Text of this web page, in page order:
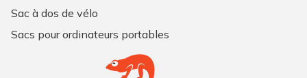
Sac à dos de vélo
Sacs pour ordinateurs portables